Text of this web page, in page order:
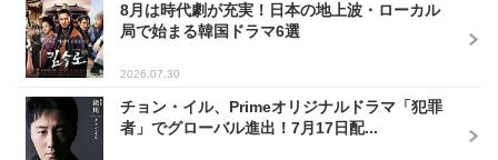
8月は時代劇が充実！日本の地上波・ローカル
局で始まる韓国ドラマ6選
2026.07.30
チョン・イル、Primeオリジナルドラマ「犯罪
者」でグローバル進出！7月17日配...